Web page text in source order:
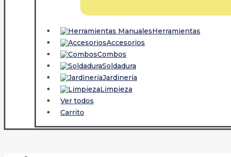
Herramientas
Accesorios
Combos
Soldadura
Jardinería
Limpieza
Ver todos
Carrito